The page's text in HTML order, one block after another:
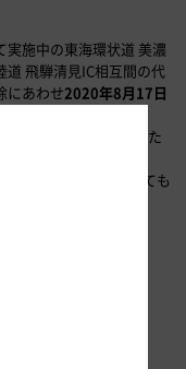
実施中の東海環状道 美濃
道 飛騨清見IC相互間の代
にあわせ2020年8月17日
どおり通行料金をいた
であっても
き よしやす）